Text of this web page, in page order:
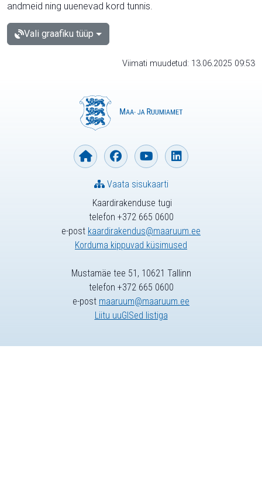
andmeid ning uuenevad kord tunnis.
Vali graafiku tüüp
Viimati muudetud: 13.06.2025 09:53
Kaardirakenduse tugi
telefon +372 665 0600
e-post kaardirakendus@maaruum.ee
Korduma kippuvad küsimused
Vaata sisukaarti
Mustamäe tee 51, 10621 Tallinn
telefon +372 665 0600
e-post maaruum@maaruum.ee
Liitu uuGISed listiga